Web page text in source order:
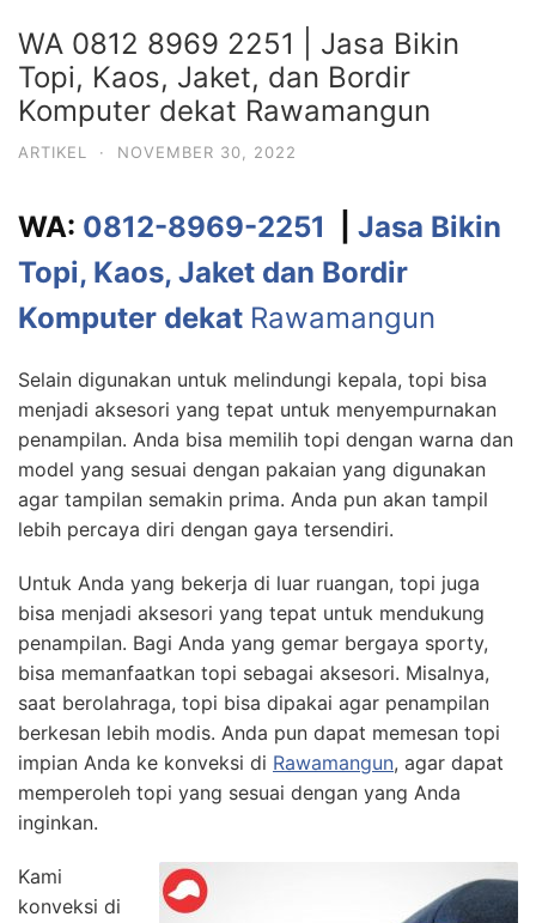
WA 0812 8969 2251 | Jasa Bikin
Topi, Kaos, Jaket, dan Bordir
Komputer dekat Rawamangun
ARTIKEL · NOVEMBER 30, 2022
WA: 0812-8969-2251
Jasa Bikin
Topi, Kaos, Jaket dan Bordir
Komputer dekat Rawamangun
Selain digunakan untuk melindungi kepala, topi bisa
menjadi aksesori yang tepat untuk menyempurnakan
penampilan. Anda bisa memilih topi dengan warna dan
model yang sesuai dengan pakaian yang digunakan
agar tampilan semakin prima. Anda pun akan tampil
lebih percaya diri dengan gaya tersendiri.
Untuk Anda yang bekerja di luar ruangan, topi juga
bisa menjadi aksesori yang tepat untuk mendukung
penampilan. Bagi Anda yang gemar bergaya sporty,
bisa memanfaatkan topi sebagai aksesori. Misalnya,
saat berolahraga, topi bisa dipakai agar penampilan
berkesan lebih modis. Anda pun dapat memesan topi
impian Anda ke konveksi di Rawamangun, agar dapat
memperoleh topi yang sesuai dengan yang Anda
inginkan.
Kami
konveksi di